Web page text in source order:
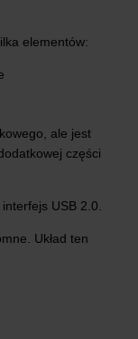
elementów:
ale jest
części
USB 2.0.
Układ ten